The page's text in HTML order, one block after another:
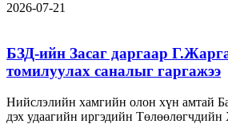
2026-07-21
БЗД-ийн Засаг даргаар
томилуулах саналыг гаргажээ
Нийслэлийн хамгийн олон хүн амтай
дэх удаагийн иргэдийн